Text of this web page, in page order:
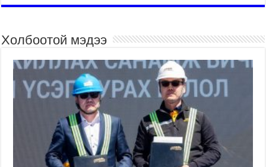
Холбоотой мэдээ